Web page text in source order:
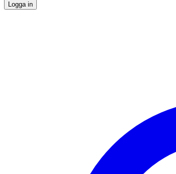
Logga in